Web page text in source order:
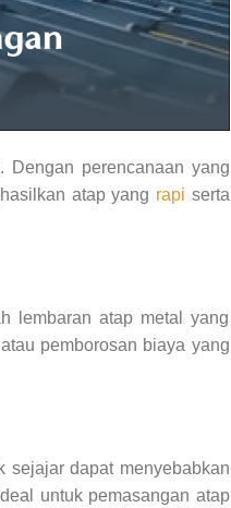
Dengan perencanaan yang
atap yang rapi serta
lembaran atap metal yang
pemborosan biaya yang
sejajar dapat menyebabkan
untuk pemasangan atap